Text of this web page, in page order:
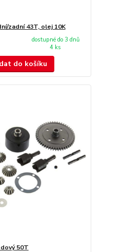
zadní 43T, olej 10K
dostupné do 3 dnů
4 ks
do košíku
50T